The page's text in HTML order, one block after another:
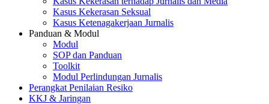
Kasus Kekerasan Seksual
Kasus Ketenagakerjaan Jurnalis
Panduan & Modul
Modul
SOP dan Panduan
Toolkit
Modul Perlindungan Jurnalis
Perangkat Penilaian Resiko
KKJ & Jaringan